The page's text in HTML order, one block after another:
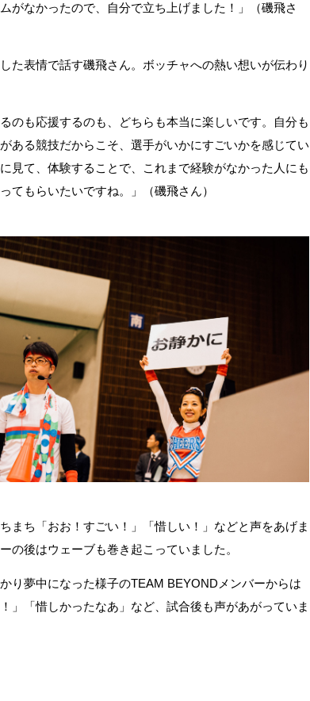
がなかったので、自分で立ち上げました！」（磯飛さ
た表情で話す磯飛さん。ボッチャへの熱い想いが伝わり
るのも応援するのも、どちらも本当に楽しいです。自分も
ある競技だからこそ、選手がいかにすごいかを感じてい
見て、体験することで、これまで経験がなかった人にも
てもらいたいですね。」（磯飛さん）
まち「おお！すごい！」「惜しい！」などと声をあげま
の後はウェーブも巻き起こっていました。
り夢中になった様子のTEAM BEYONDメンバーからは
！」「惜しかったなあ」など、試合後も声があがっていま